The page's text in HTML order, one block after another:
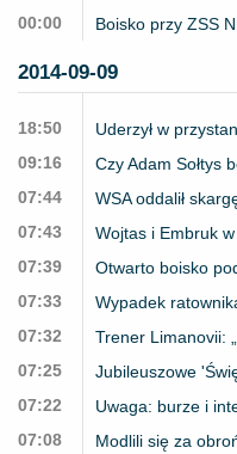
00:00
Boisko przy ZSS
2014-09-09
18:50
Uderzył w
09:16
Czy Adam Sołtys
07:44
WSA oddalił
07:43
Wojtas i Embruk w
07:39
Otwarto boisko
07:33
Wypadek
07:32
Trener Limanovii:
07:25
Jubileuszowe
07:22
Uwaga: burze i
07:08
Modlili się za